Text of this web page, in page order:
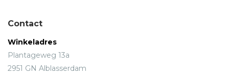
Contact
Winkeladres
Plantageweg 13a
2951 GN Alblasserdam